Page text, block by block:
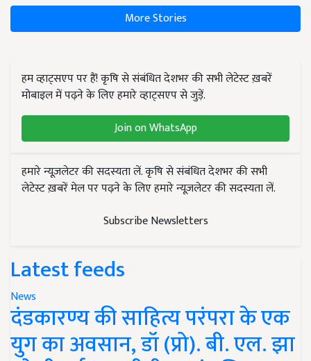
More Stories
हम व्हाट्सएप पर हैं! कृषि से संबंधित देशभर की सभी लेटेस्ट ख़बरें
मोबाइल में पढ़ने के लिए हमारे व्हाट्सएप से जुड़ें.
Join on WhatsApp
हमारे न्यूज़लेटर की सदस्यता लें. कृषि से संबंधित देशभर की सभी
लेटेस्ट ख़बरें मेल पर पढ़ने के लिए हमारे न्यूज़लेटर की सदस्यता लें.
Subscribe Newsletters
Latest feeds
News
दंडकारण्य की साहित्य परंपरा के एक
युग का अवसान, डॉ (प्रो). बी. एल. झा